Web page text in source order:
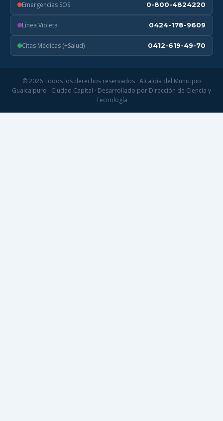
Emergencias SOS 0-800-4824220
Línea Violeta 0424-178-9609
Citas Médicas (+Salud) 0412-619-49-70
© 2026 Todos los derechos reservados · Alcaldía del Municipio
Guaicaipuro · Ciudad Capital · Desarrollado por Dirección de Ciencia y
Tecnología